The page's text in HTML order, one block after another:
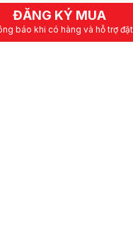
14 mm
EK-AF Classic Angled
ĐĂNG KÝ MUA
báo khi có hàng và hỗ trợ